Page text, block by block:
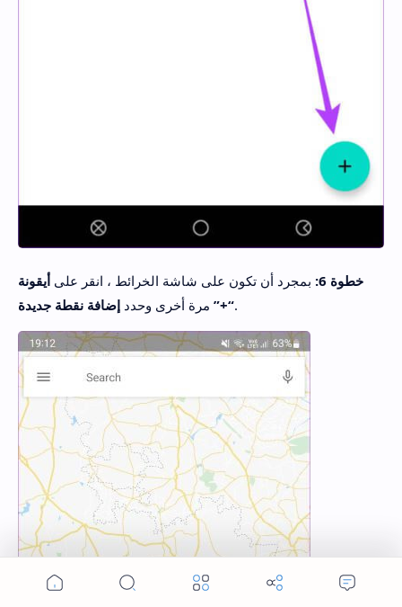
خطوة 6: بمجرد أن تكون على شاشة الخرائط ، انقر على أيقونة
“+” مرة أخرى وحدد إضافة نقطة جديدة .